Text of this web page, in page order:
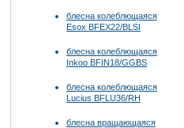
блесна колеблющаяся
Esox BFEX22/BLSI
блесна колеблющаяся
Inkoo BFIN18/GGBS
блесна колеблющаяся
Lucius BFLU36/RH
блесна вращающаяся